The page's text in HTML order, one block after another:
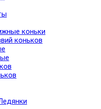
коньки
коньков